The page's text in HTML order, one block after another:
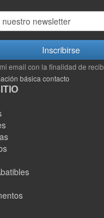
Inscribirse
email con la finalidad de
básica contacto